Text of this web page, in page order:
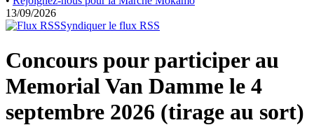
13/09/2026
Syndiquer le flux RSS
Concours pour participer au
Memorial Van Damme le 4
septembre 2026 (tirage au sort)